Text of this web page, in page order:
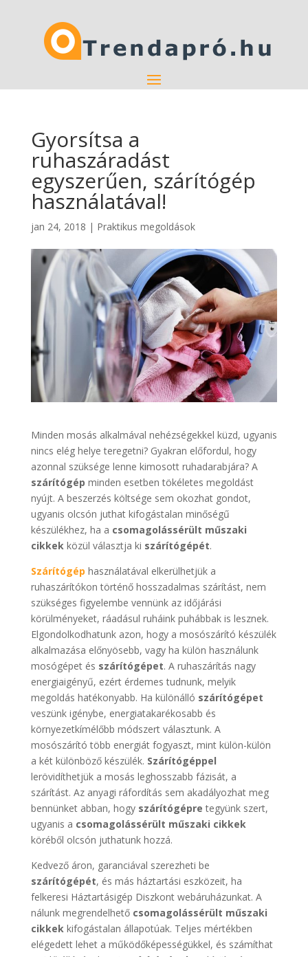
Gyorsítsa a
ruhaszáradást
egyszerűen, szárítógép
használatával!
jan 24, 2018 | Praktikus megoldások
Minden mosás alkalmával nehézségekkel küzd, ugyanis
nincs elég helye teregetni? Gyakran előfordul, hogy
azonnal szüksége lenne kimosott ruhadarabjára? A
szárítógép minden esetben tökéletes megoldást
nyújt. A beszerzés költsége sem okozhat gondot,
ugyanis olcsón juthat kifogástalan minőségű
készülékhez, ha a csomagolássérült műszaki
cikkekközül választja ki szárítógépét.
Szárítógép használatával elkerülhetjük a
ruhaszárítókon történő hosszadalmas szárítást, nem
szükséges figyelembe vennünk az időjárási
körülményeket, ráadásul ruháink puhábbak is lesznek.
Elgondolkodhatunk azon, hogy a mosószárító készülék
alkalmazása előnyösebb, vagy ha külön használunk
mosógépet és szárítógépet. A ruhaszárítás nagy
energiaigényű, ezért érdemes tudnunk, melyik
megoldás hatékonyabb. Ha különálló szárítógépet
veszünk igénybe, energiatakarékosabb és
környezetkímélőbb módszert választunk. A
mosószárító több energiát fogyaszt, mint külön-külön
a két különböző készülék. Szárítógéppel
lerövidíthetjük a mosás leghosszabb fázisát, a
szárítást. Az anyagi ráfordítás sem akadályozhat meg
bennünket abban, hogy szárítógépretegyünk szert,
ugyanis a csomagolássérült műszaki cikkek
köréből olcsón juthatunk hozzá.
Kedvező áron, garanciával szerezheti be
szárítógépét, és más háztartási eszközeit, ha
felkeresi Háztartásigép Diszkont webáruházunkat. A
nálunk megrendelhető csomagolássérült műszaki
cikkekkifogástalan állapotúak. Teljes mértékben
elégedett lehet a működőképességükkel, és számíthat